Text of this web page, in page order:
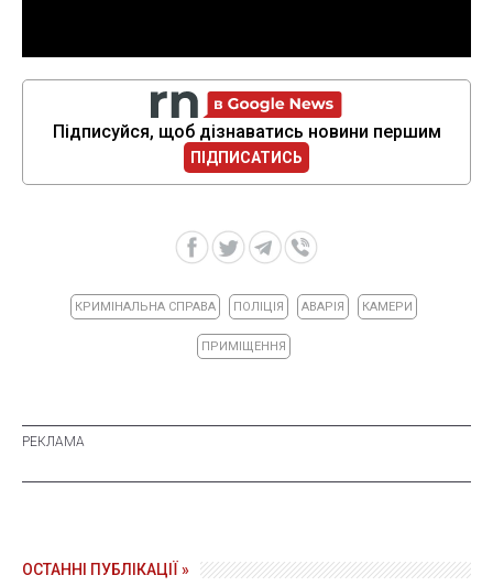
Підписуйся, щоб дізнаватись новини першим
ПІДПИСАТИСЬ
КРИМІНАЛЬНА СПРАВА ПОЛІЦІЯ АВАРІЯ КАМЕРИ
ПРИМІЩЕННЯ
ОСТАННІ ПУБЛІКАЦІЇ »